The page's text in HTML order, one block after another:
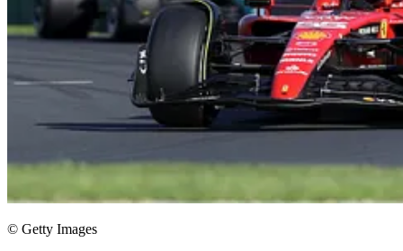
© Getty Images